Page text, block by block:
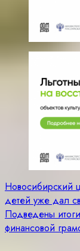
Навигация
по
записям
Новосибирский
детей уже дал
Подведены
финансовой